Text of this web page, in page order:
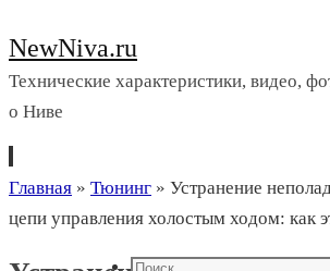
NewNiva.ru
Технические характеристики, видео,
о Ниве
Перейти
к
Главная » Тюнинг » Устранение
цепи управления холостым ходом: как
Поиск